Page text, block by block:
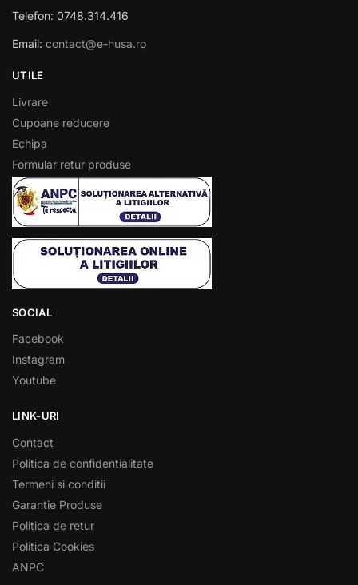
Telefon: 0748.314.416
Email: contact@e-husa.ro
UTILE
Livrare
Cupoane reducere
Echipa
Formular retur produse
SOCIAL
Facebook
Instagram
Youtube
LINK-URI
Contact
Politica de confidentialitate
Termeni si conditii
Garantie Produse
Politica de retur
Politica Cookies
ANPC